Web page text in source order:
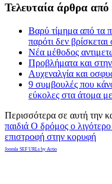
Τελευταία άρθρα
Βαρύ τίμημα από τα
παρότι δεν
Νέα μέθοδος
Προβλήματα και
Αυχεναλγία και
9 συμβουλές που
εύκολες στα άτομα
Περισσότερα σε αυτή την
παιδιά Ο δρόμος ο λιγότερο
επιστροφή στην κορυφή
Joomla SEF URLs by Artio